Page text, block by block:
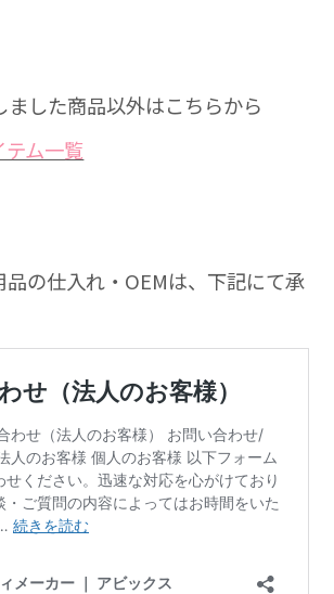
した商品以外はこちらから
テム一覧
の仕入れ・OEMは、下記にて承